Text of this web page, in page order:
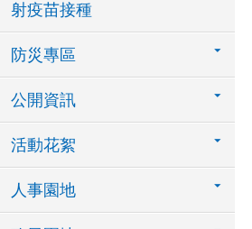
射疫苗接種
防災專區
公開資訊
活動花絮
人事園地